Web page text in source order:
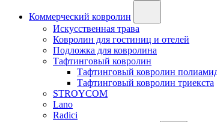
Коммерческий ковролин
Искусственная трава
Ковролин для гостиниц и отелей
Подложка для ковролина
Тафтинговый ковролин
Тафтинговый ковролин
Тафтинговый ковролин триекста
STROYCOM
Lano
Radici